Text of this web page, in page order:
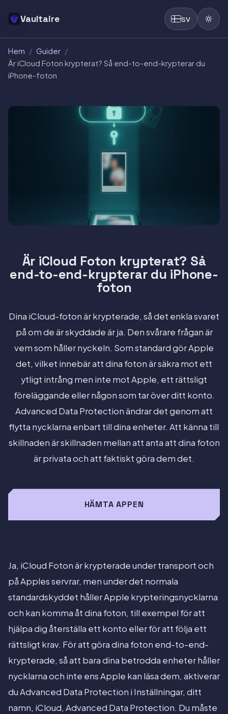
Vaultaire SV
Hem / Guider /
Är iCloud Foton krypterat? Så end-to-end-krypterar du
iPhone-foton
Är iCloud Foton krypterat? Så
end-to-end-krypterar du iPhone-
foton
Dina iCloud-foton är krypterade, så det enkla svaret
på om de är skyddade är ja. Den svårare frågan är
vem som håller nyckeln. Som standard gör Apple
det, vilket innebär att dina foton är säkra mot ett
ytligt intrång men inte mot Apple, ett rättsligt
föreläggande eller någon som tar över ditt konto.
Advanced Data Protection ändrar det genom att
flytta nycklarna enbart till dina enheter. Att känna till
skillnaden är skillnaden mellan att anta att dina foton
är privata och att faktiskt göra dem det.
HÄMTA APPEN
Ja, iCloud Foton är krypterade under transport och
på Apples servrar, men under det normala
standardskyddet håller Apple krypteringsnycklarna
och kan komma åt dina foton, till exempel för att
hjälpa dig återställa ett konto eller för att följa ett
rättsligt krav. För att göra dina foton end-to-end-
krypterade, så att bara dina betrodda enheter håller
nycklarna och inte ens Apple kan läsa dem, aktiverar
du Advanced Data Protection i Inställningar, ditt
namn, iCloud, Advanced Data Protection. Du måste